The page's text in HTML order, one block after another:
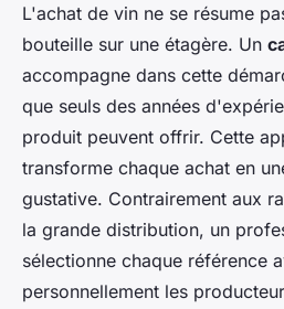
L'achat de vin ne se résume
bouteille sur une étagère. Un
accompagne dans cette
que seuls des années
produit peuvent offrir. Cette
transforme chaque achat en
gustative. Contrairement aux
la grande distribution, un
sélectionne chaque référence
personnellement les